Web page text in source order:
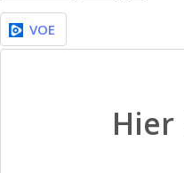
VOE
Hier